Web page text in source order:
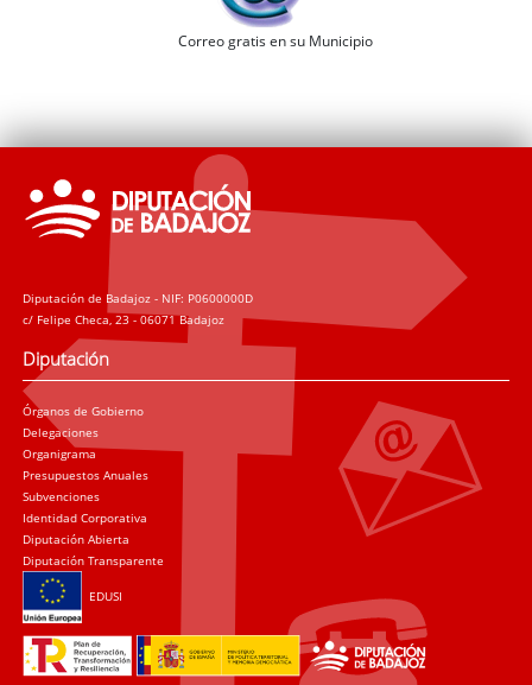
Correo gratis en su Municipio
Diputación de Badajoz - NIF: P0600000D
c/ Felipe Checa, 23 - 06071 Badajoz
Diputación
Órganos de Gobierno
Delegaciones
Organigrama
Presupuestos Anuales
Subvenciones
Identidad Corporativa
Diputación Abierta
Diputación Transparente
EDUSI